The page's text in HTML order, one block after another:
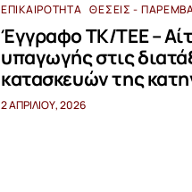
ΕΠΙΚΑΙΡΌΤΗΤΑ ΘΈΣΕΙΣ -
Έγγραφο ΤΚ/ΤΕΕ –
υπαγωγής στις
κατασκευών της
2 ΑΠΡΙΛΊΟΥ, 2026